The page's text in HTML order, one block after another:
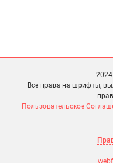
Все права на шрифты,
Пользовательское